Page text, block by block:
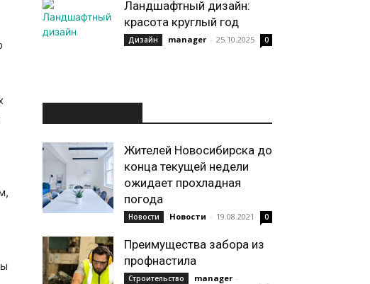
Ландшафтный дизайн:
красота круглый год
Дизайн manager - 25.10.2025 0
Жителей Новосибирска до
конца текущей недели
ожидает прохладная
погода
Новости Новости - 19.08.2021 0
Преимущества забора из
профнастила
Строительство manager -